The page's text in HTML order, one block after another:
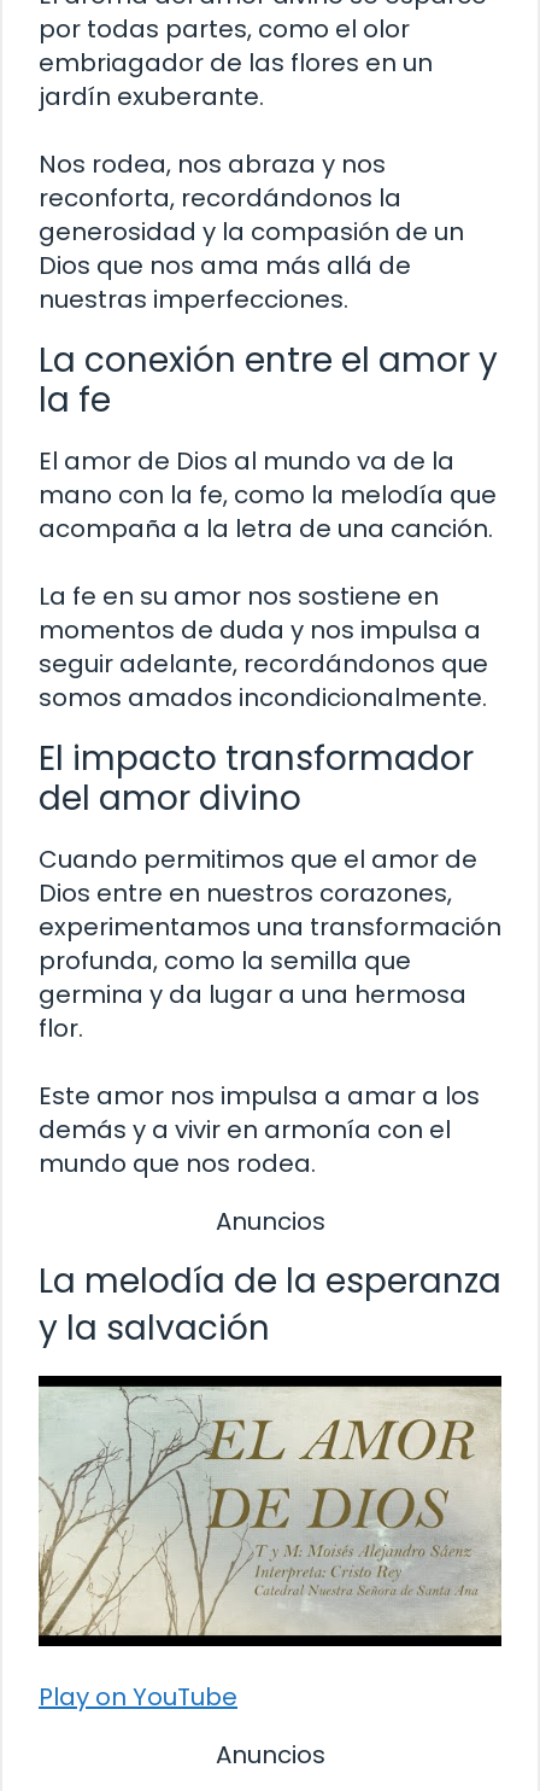
por todas partes, como el olor
embriagador de las flores en un
jardín exuberante.
Nos rodea, nos abraza y nos
reconforta, recordándonos la
generosidad y la compasión de un
Dios que nos ama más allá de
nuestras imperfecciones.
La conexión entre el amor y
la fe
El amor de Dios al mundo va de la
mano con la fe, como la melodía que
acompaña a la letra de una canción.
La fe en su amor nos sostiene en
momentos de duda y nos impulsa a
seguir adelante, recordándonos que
somos amados incondicionalmente.
El impacto transformador
del amor divino
Cuando permitimos que el amor de
Dios entre en nuestros corazones,
experimentamos una transformación
profunda, como la semilla que
germina y da lugar a una hermosa
flor.
Este amor nos impulsa a amar a los
demás y a vivir en armonía con el
mundo que nos rodea.
Anuncios
La melodía de la esperanza
y la salvación
Play on YouTube
Anuncios